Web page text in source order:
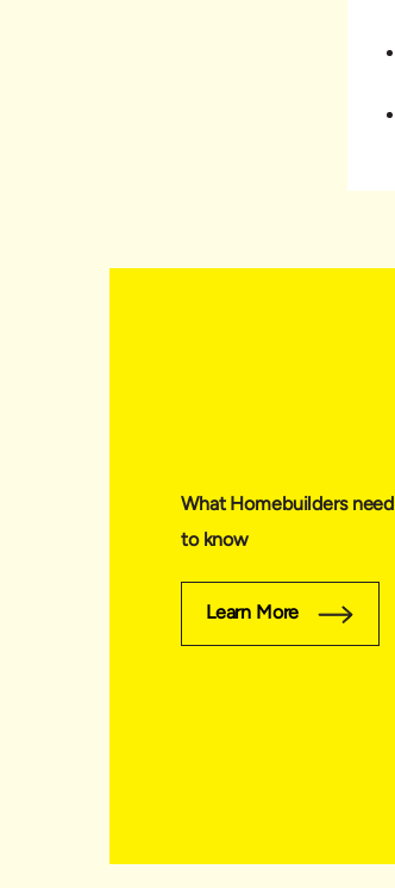
What Homebuilders need
to know
Learn More